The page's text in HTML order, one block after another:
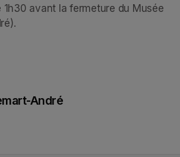
1h30 avant la fermeture du Musée
André